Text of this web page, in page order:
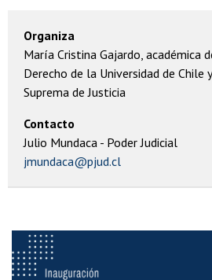
Organiza
María Cristina Gajardo, académica
Derecho de la Universidad de Chile
Suprema de Justicia
Contacto
Julio Mundaca - Poder Judicial
jmundaca@pjud.cl